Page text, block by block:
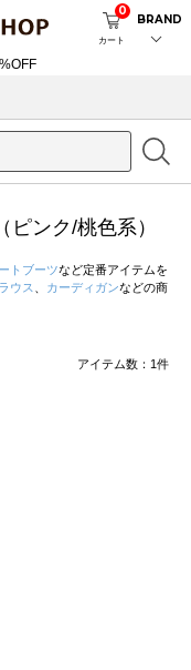
カート
0
BRAND
ンク/桃色系）
トブーツなど定番アイテムを
ウス カーディガンなどの商
アイテム数： 1件